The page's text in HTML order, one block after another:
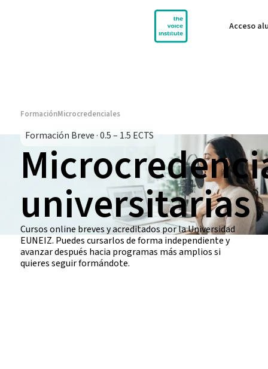
Acceso
FormaciónMicrocredenciales
Formación Breve · 0.5 – 1.5 ECTS
universitarias
Cursos online breves y acreditados por la Universidad
EUNEIZ. Puedes cursarlos de forma independiente y
avanzar después hacia programas más amplios si
quieres seguir formándote.